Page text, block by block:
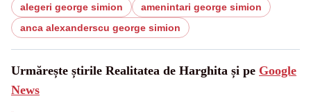
alegeri george simion
amenintari george simion
anca alexanderscu george simion
Urmărește știrile Realitatea de Harghita și pe Google
News